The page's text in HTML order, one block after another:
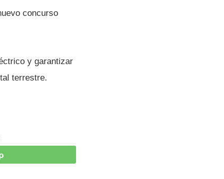
concurso
y garantizar
terrestre.